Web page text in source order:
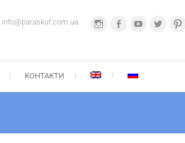
СКУФ
InstagramFacebookYoutubeTwitter
info@paraskuf.com.ua
КОНТАКТИ